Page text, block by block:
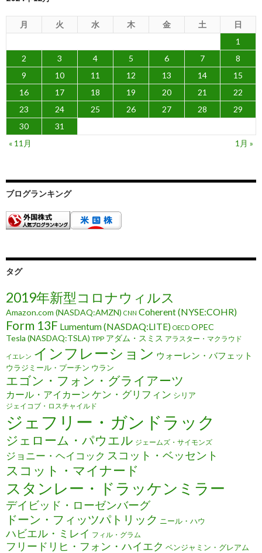
月 火 水 木 金 土
日
1
2
3 4 5 6 7
8
9
10 11 12 13 14
15
16
17 18 19 20 21
22
23
24 25 26 27 28
29
30
31
« 11月
1月 »
ブログランキング
タグ
2019年新型コロナウィルス
Amazon.com (NASDAQ:AMZN) CNN Coherent (NYSE:COHR)
Form 13F Lumentum (NASDAQ:LITE) OECD OPEC
Tesla (NASDAQ:TSLA) TPP アダム・スミス アラスター・マクラウド
イエレン インフレーション ウォーレン・バフェット
ウラジミール・プーチン ウラン
エゴン・フォン・グライアーツ
カール・アイカーン ケン・グリフィン シリア
ジェイコブ・ロスチャイルド
ジェフリー・ガンドラック
ジェローム・パウエル ジェームズ・サイモンズ
ジョニー・ヘイコック スコット・ベッセント
スコット・マイナード
スタンレー・ドラッケンミラー
デイビッド・ローゼンバーグ
ドーン・フィッツパトリック ニール・ハウ
ハビエル・ミレイ フィル・グラム
フリードリヒ・フォン・ハイエク ベンジャミン・グレアム